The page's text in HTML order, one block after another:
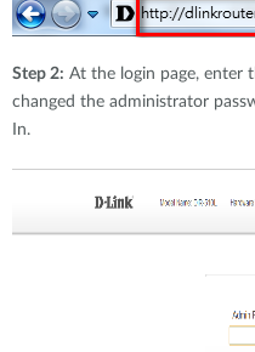
Step 2: At the login page, enter
changed the administrator
In.